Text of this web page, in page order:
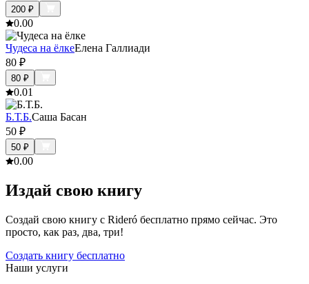
200 ₽
0.00
Чудеса на ёлкеЕлена Галлиади
80 ₽
80 ₽
0.01
Б.Т.Б.Саша Басан
50 ₽
50 ₽
0.00
Издай свою книгу
Создай свою книгу с Rideró бесплатно прямо сейчас. Это
просто, как раз, два, три!
Создать книгу бесплатно
Наши услуги